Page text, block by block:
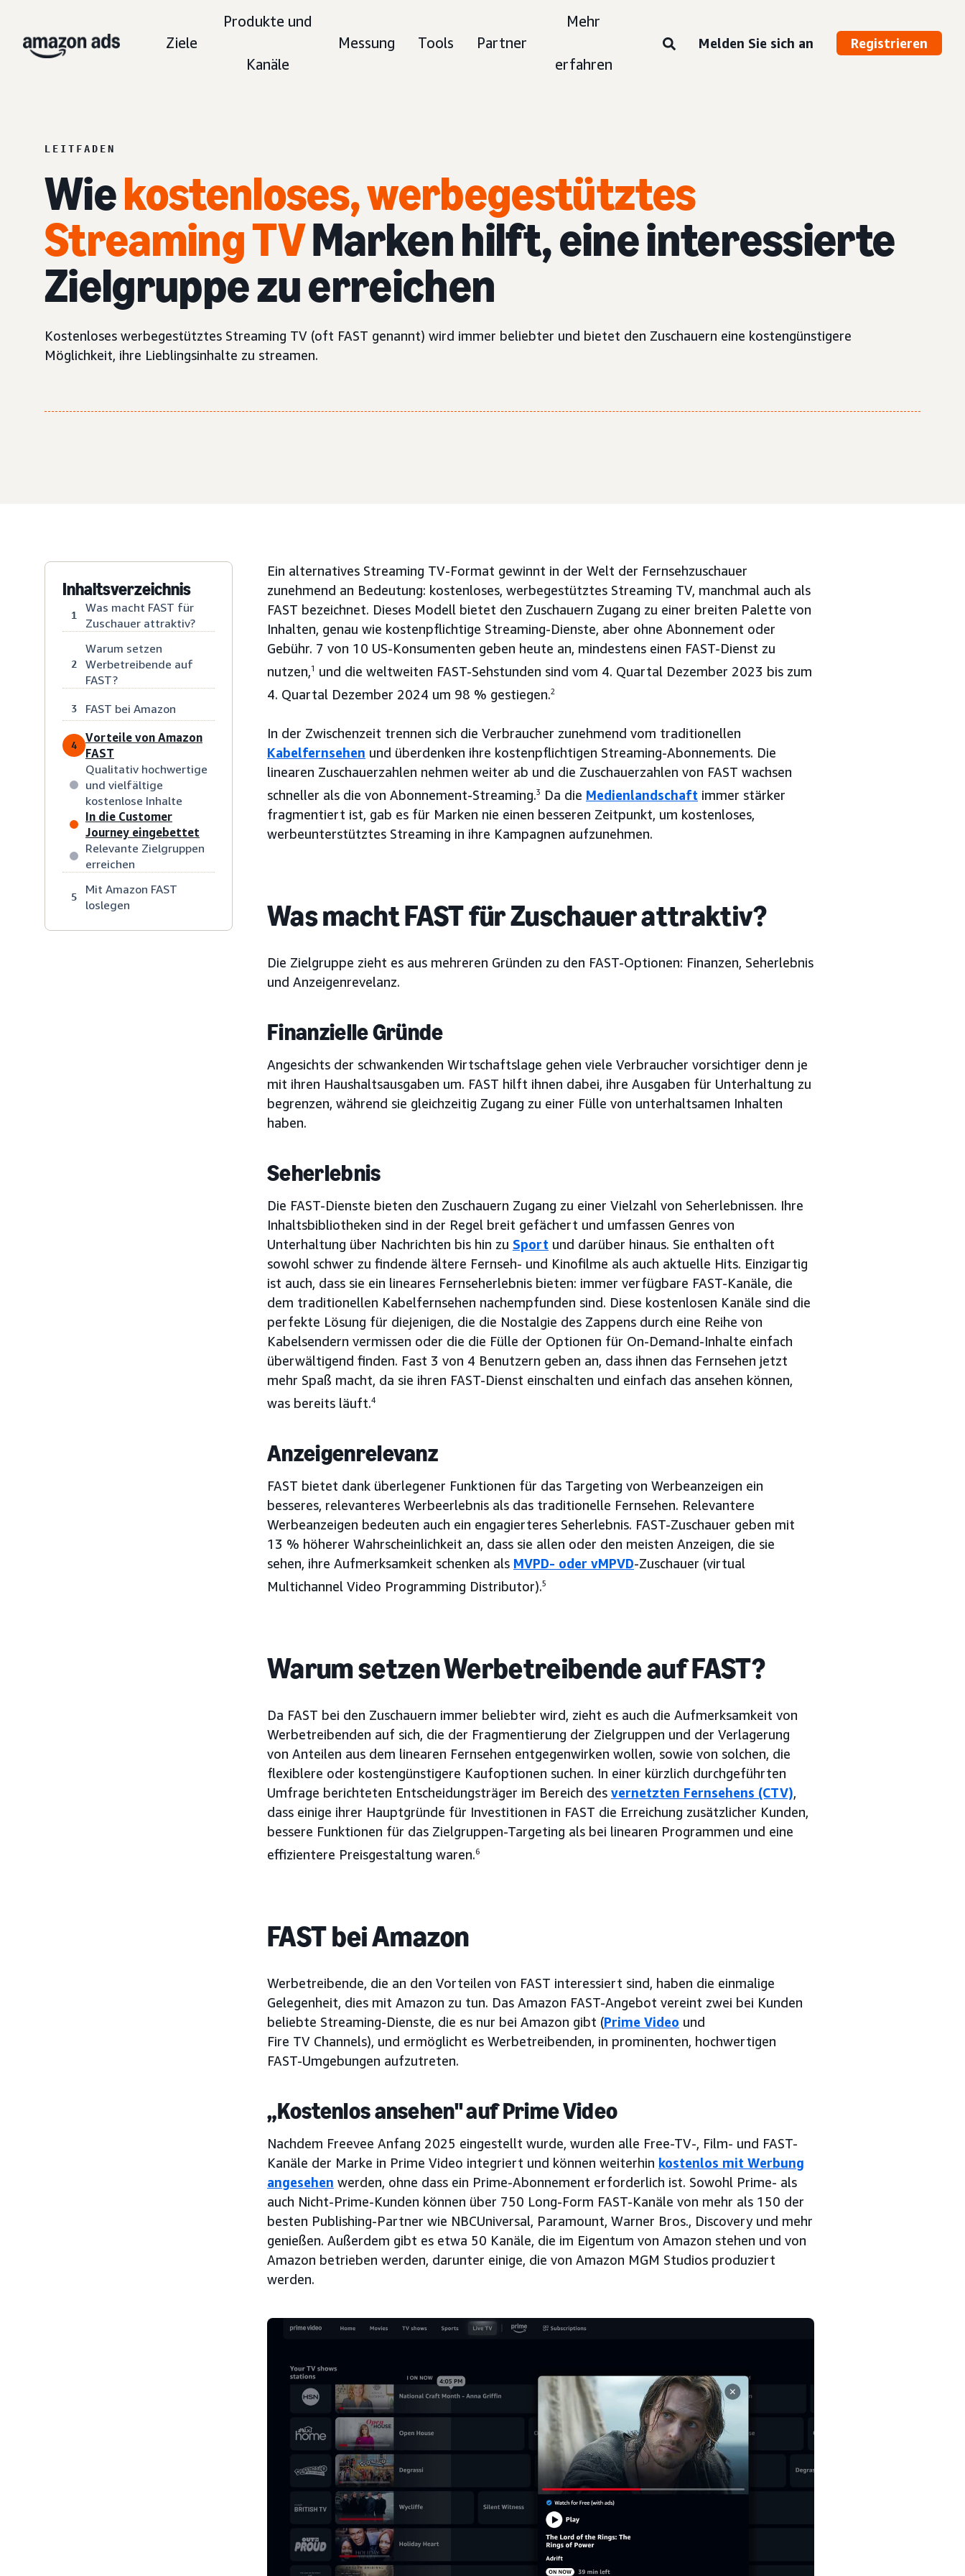
Ziele
Produkte und
Kanäle
Messung Tools Partner
Mehr
erfahren
Melden Sie sich an Registrieren
LEITFADEN
Wiekostenloses, werbegestütztes
Streaming TVMarken hilft, eine interessierte
Zielgruppe zu erreichen
Kostenloses werbegestütztes Streaming TV (oft FAST genannt) wird immer beliebter und bietet den Zuschauern eine kostengünstigere
Möglichkeit, ihre Lieblingsinhalte zu streamen.
Inhaltsverzeichnis
1
Was macht FAST für
Zuschauer attraktiv?
2
Warum setzen
Werbetreibende auf
FAST?
3 FAST bei Amazon
4
Vorteile von Amazon
FAST
Qualitativ hochwertige
und vielfältige
kostenlose Inhalte
In die Customer
Journey eingebettet
Relevante Zielgruppen
erreichen
5
Mit Amazon FAST
loslegen
Ein alternatives Streaming TV-Format gewinnt in der Welt der Fernsehzuschauer
zunehmend an Bedeutung: kostenloses, werbegestütztes Streaming TV, manchmal auch als
FAST bezeichnet. Dieses Modell bietet den Zuschauern Zugang zu einer breiten Palette von
Inhalten, genau wie kostenpflichtige Streaming-Dienste, aber ohne Abonnement oder
Gebühr. 7 von 10 US-Konsumenten geben heute an, mindestens einen FAST-Dienst zu
nutzen,1
und die weltweiten FAST-Sehstunden sind vom 4. Quartal Dezember 2023 bis zum
4. Quartal Dezember 2024 um 98 % gestiegen.2
In der Zwischenzeit trennen sich die Verbraucher zunehmend vom traditionellen
Kabelfernsehen und überdenken ihre kostenpflichtigen Streaming-Abonnements. Die
linearen Zuschauerzahlen nehmen weiter ab und die Zuschauerzahlen von FAST wachsen
schneller als die von Abonnement-Streaming.3 Da die Medienlandschaft immer stärker
fragmentiert ist, gab es für Marken nie einen besseren Zeitpunkt, um kostenloses,
werbeunterstütztes Streaming in ihre Kampagnen aufzunehmen.
Was macht FAST für Zuschauer attraktiv?
Die Zielgruppe zieht es aus mehreren Gründen zu den FAST-Optionen: Finanzen, Seherlebnis
und Anzeigenrevelanz.
Finanzielle Gründe
Angesichts der schwankenden Wirtschaftslage gehen viele Verbraucher vorsichtiger denn je
mit ihren Haushaltsausgaben um. FAST hilft ihnen dabei, ihre Ausgaben für Unterhaltung zu
begrenzen, während sie gleichzeitig Zugang zu einer Fülle von unterhaltsamen Inhalten
haben.
Seherlebnis
Die FAST-Dienste bieten den Zuschauern Zugang zu einer Vielzahl von Seherlebnissen. Ihre
Inhaltsbibliotheken sind in der Regel breit gefächert und umfassen Genres von
Unterhaltung über Nachrichten bis hin zu Sport und darüber hinaus. Sie enthalten oft
sowohl schwer zu findende ältere Fernseh- und Kinofilme als auch aktuelle Hits. Einzigartig
ist auch, dass sie ein lineares Fernseherlebnis bieten: immer verfügbare FAST-Kanäle, die
dem traditionellen Kabelfernsehen nachempfunden sind. Diese kostenlosen Kanäle sind die
perfekte Lösung für diejenigen, die die Nostalgie des Zappens durch eine Reihe von
Kabelsendern vermissen oder die die Fülle der Optionen für On-Demand-Inhalte einfach
überwältigend finden. Fast 3 von 4 Benutzern geben an, dass ihnen das Fernsehen jetzt
mehr Spaß macht, da sie ihren FAST-Dienst einschalten und einfach das ansehen können,
was bereits läuft.4
Anzeigenrelevanz
FAST bietet dank überlegener Funktionen für das Targeting von Werbeanzeigen ein
besseres, relevanteres Werbeerlebnis als das traditionelle Fernsehen. Relevantere
Werbeanzeigen bedeuten auch ein engagierteres Seherlebnis. FAST-Zuschauer geben mit
13 % höherer Wahrscheinlichkeit an, dass sie allen oder den meisten Anzeigen, die sie
sehen, ihre Aufmerksamkeit schenken als MVPD- oder vMPVD-Zuschauer (virtual
Multichannel Video Programming Distributor).5
Warum setzen Werbetreibende auf FAST?
Da FAST bei den Zuschauern immer beliebter wird, zieht es auch die Aufmerksamkeit von
Werbetreibenden auf sich, die der Fragmentierung der Zielgruppen und der Verlagerung
von Anteilen aus dem linearen Fernsehen entgegenwirken wollen, sowie von solchen, die
flexiblere oder kostengünstigere Kaufoptionen suchen. In einer kürzlich durchgeführten
Umfrage berichteten Entscheidungsträger im Bereich des vernetzten Fernsehens (CTV),
dass einige ihrer Hauptgründe für Investitionen in FAST die Erreichung zusätzlicher Kunden,
bessere Funktionen für das Zielgruppen-Targeting als bei linearen Programmen und eine
effizientere Preisgestaltung waren.6
FAST bei Amazon
Werbetreibende, die an den Vorteilen von FAST interessiert sind, haben die einmalige
Gelegenheit, dies mit Amazon zu tun. Das Amazon FAST-Angebot vereint zwei bei Kunden
beliebte Streaming-Dienste, die es nur bei Amazon gibt (Prime Video und
Fire TV Channels), und ermöglicht es Werbetreibenden, in prominenten, hochwertigen
FAST-Umgebungen aufzutreten.
„Kostenlos ansehen" auf Prime Video
Nachdem Freevee Anfang 2025 eingestellt wurde, wurden alle Free-TV-, Film- und FAST-
Kanäle der Marke in Prime Video integriert und können weiterhin kostenlos mit Werbung
angesehen werden, ohne dass ein Prime-Abonnement erforderlich ist. Sowohl Prime- als
auch Nicht-Prime-Kunden können über 750 Long-Form FAST-Kanäle von mehr als 150 der
besten Publishing-Partner wie NBCUniversal, Paramount, Warner Bros., Discovery und mehr
genießen. Außerdem gibt es etwa 50 Kanäle, die im Eigentum von Amazon stehen und von
Amazon betrieben werden, darunter einige, die von Amazon MGM Studios produziert
werden.